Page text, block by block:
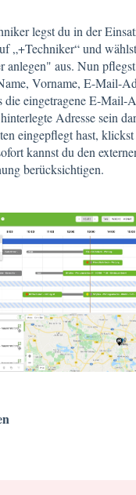
legst du in der
„+Techniker“ und
anlegen" aus. Nun
Vorname, E-Mail-
die eingetragene E-Mail-
Adresse sein
eingepflegt hast,
kannst du den
berücksichtigen.